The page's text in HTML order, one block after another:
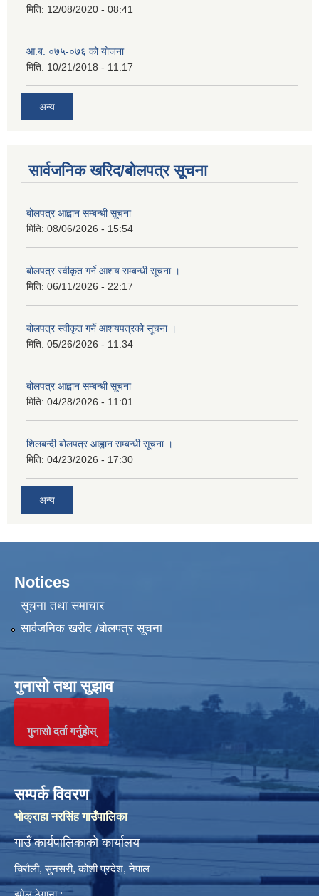
मिति: 12/08/2020 - 08:41
आ.ब. ०७५-०७६ को योजना
मिति: 10/21/2018 - 11:17
अन्य
सार्वजनिक खरिद/बोलपत्र सूचना
बोलपत्र आह्वान सम्बन्धी सूचना
मिति: 08/06/2026 - 15:54
बोलपत्र स्वीकृत गर्ने आशय सम्बन्धी सूचना ।
मिति: 06/11/2026 - 22:17
बोलपत्र स्वीकृत गर्ने आशयपत्रको सूचना ।
मिति: 05/26/2026 - 11:34
बोलपत्र आह्वान सम्बन्धी सूचना
मिति: 04/28/2026 - 11:01
शिलबन्दी बोलपत्र आह्वान सम्बन्धी सूचना ।
मिति: 04/23/2026 - 17:30
अन्य
Notices
सूचना तथा समाचार
सार्वजनिक खरीद /बोलपत्र सूचना
गुनासो तथा सुझाव
गुनासो दर्ता गर्नुहोस्
सम्पर्क विवरण
भोक्राहा नरसिंह गाउँपालिका
गाउँ कार्यपालिकाको कार्यालय
चिरौली, सुनसरी, कोशी प्रदेश, नेपाल